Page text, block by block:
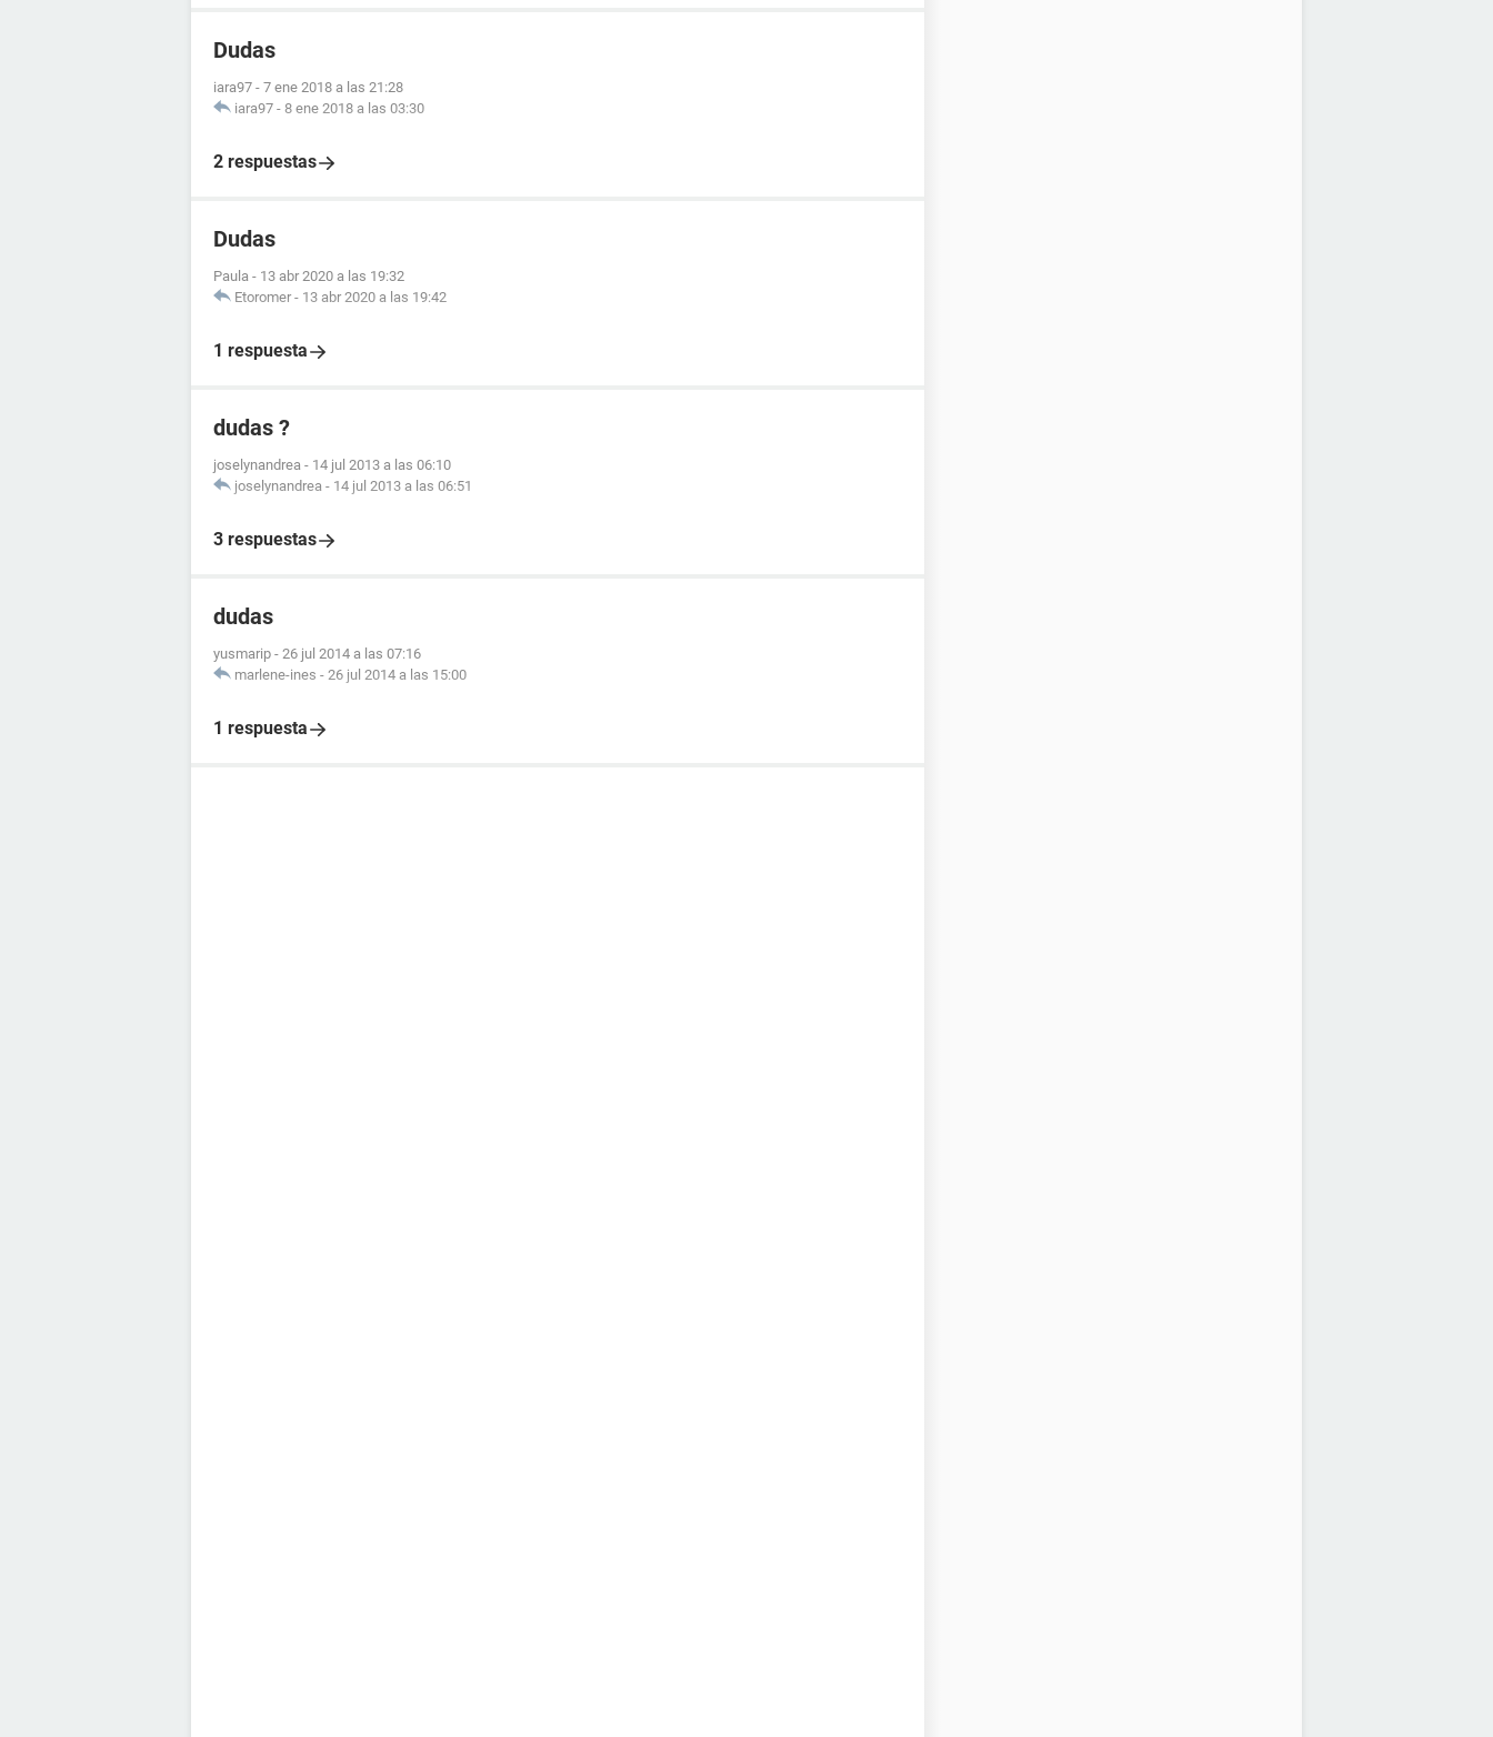
Dudas
iara97 - 7 ene 2018 a las 21:28
iara97 - 8 ene 2018 a las 03:30
2 respuestas
Dudas
Paula - 13 abr 2020 a las 19:32
Etoromer - 13 abr 2020 a las 19:42
1 respuesta
dudas ?
joselynandrea - 14 jul 2013 a las 06:10
joselynandrea - 14 jul 2013 a las 06:51
3 respuestas
dudas
yusmarip - 26 jul 2014 a las 07:16
marlene-ines - 26 jul 2014 a las 15:00
1 respuesta